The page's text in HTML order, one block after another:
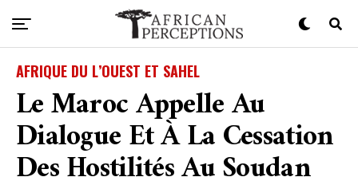
AFRIQUE DU L’OUEST ET SAHEL
Le Maroc Appelle Au
Dialogue Et À La Cessation